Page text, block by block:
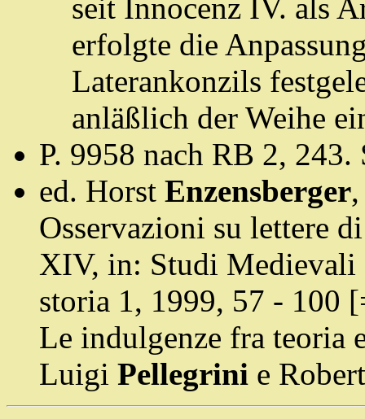
seit Innocenz IV. als
erfolgte die
Laterankonzils
anläßlich der Weihe
P. 9958 nach RB 2,
ed. Horst Enzensberger
Osservazioni su lettere
XIV, in: Studi Medievali
storia 1, 1999, 57 - 100
Le indulgenze fra teoria
Luigi Pellegrini e